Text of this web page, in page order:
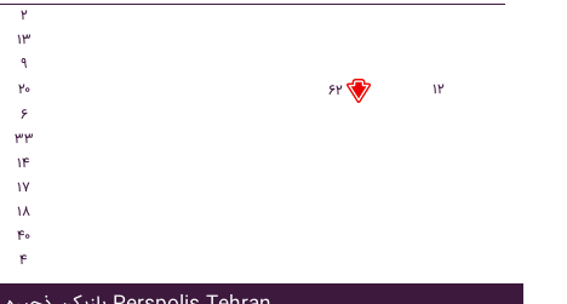
۲
۱۳
۹
۲۰
۶۲
۱۲
۶
۳۳
۱۴
۱۷
۱۸
۴۰
۴